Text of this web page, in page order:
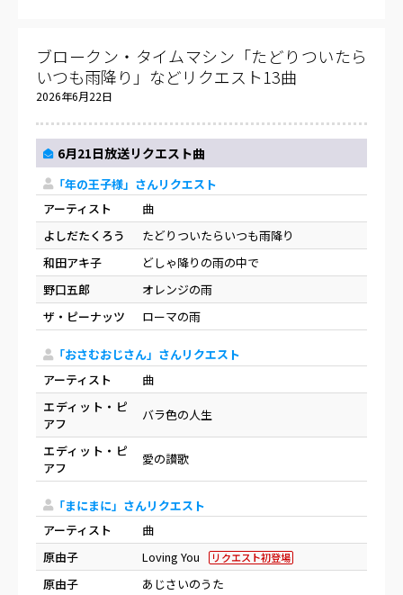
ブロークン・タイムマシン「たどりついたら
いつも雨降り」などリクエスト13曲
2026年6月22日
6月21日放送リクエスト曲
「年の王子様」さんリクエスト
アーティスト
曲
よしだたくろう
たどりついたらいつも雨降り
和田アキ子
どしゃ降りの雨の中で
野口五郎
オレンジの雨
ザ・ピーナッツ
ローマの雨
「おさむおじさん」さんリクエスト
アーティスト
曲
エディット・ピ
アフ
バラ色の人生
エディット・ピ
アフ
愛の讃歌
「まにまに」さんリクエスト
アーティスト
曲
原由子
Loving You リクエスト初登場
原由子 あじさいのうた